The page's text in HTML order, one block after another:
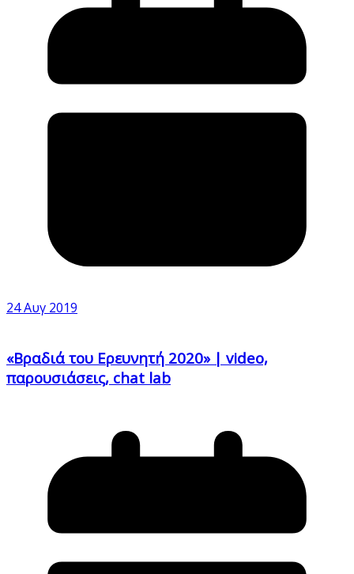
24 Αυγ 2019
«Βραδιά του Ερευνητή 2020» | video,
παρουσιάσεις, chat lab